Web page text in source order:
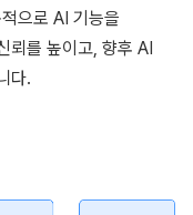
으로 AI 기능을
뢰를 높이고, 향후 AI
다.